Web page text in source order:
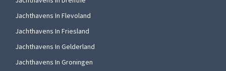
Jachthavens In Flevoland
Jachthavens In Friesland
Jachthavens In Gelderland
Jachthavens In Groningen